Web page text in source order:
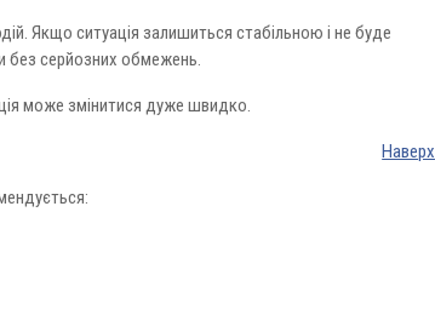
Якщо ситуація залишиться стабільною і не буде
без серйозних обмежень.
може змінитися дуже швидко.
Наверх